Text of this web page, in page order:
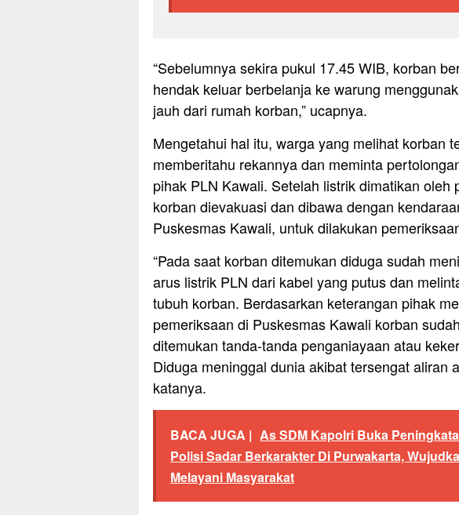
“Sebelumnya sekira pukul 17.45 WIB, korban
hendak keluar berbelanja ke warung
jauh dari rumah korban,” ucapnya.
Mengetahui hal itu, warga yang melihat korban
memberitahu rekannya dan meminta
pihak PLN Kawali. Setelah listrik dimatikan oleh
korban dievakuasi dan dibawa dengan
Puskesmas Kawali, untuk dilakukan
“Pada saat korban ditemukan diduga sudah
arus listrik PLN dari kabel yang putus dan
tubuh korban. Berdasarkan keterangan pihak
pemeriksaan di Puskesmas Kawali korban
ditemukan tanda-tanda penganiayaan atau
Diduga meninggal dunia akibat tersengat aliran
katanya.
BACA JUGA | As SDM Kapolri Buka
Polisi Sadar Berkarakter Di Purwakarta,
Melayani Masyarakat